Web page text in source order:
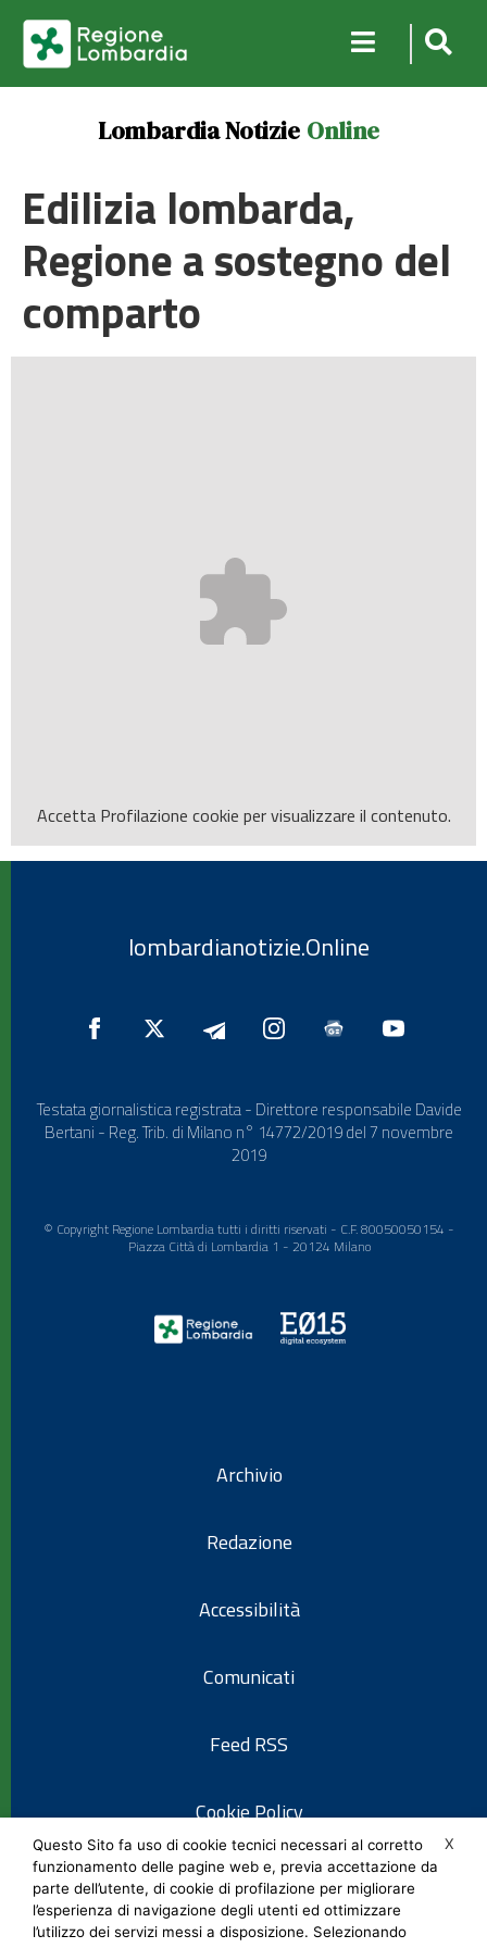
Lombardia Notizie Online
Edilizia lombarda,
Regione a sostegno del
comparto
Accetta Profilazione cookie per visualizzare il contenuto.
lombardianotizie.Online
Testata giornalistica registrata - Direttore responsabile Davide
Bertani - Reg. Trib. di Milano n° 14772/2019 del 7 novembre
2019
© Copyright Regione Lombardia tutti i diritti riservati - C.F. 80050050154 -
Piazza Città di Lombardia 1 - 20124 Milano
Archivio
Redazione
Accessibilità
Comunicati
Feed RSS
Cookie Policy
Informativa privacy
X
Questo Sito fa uso di cookie tecnici necessari al corretto
funzionamento delle pagine web e, previa accettazione da
parte dell’utente, di cookie di profilazione per migliorare
l’esperienza di navigazione degli utenti ed ottimizzare
l’utilizzo dei servizi messi a disposizione. Selezionando